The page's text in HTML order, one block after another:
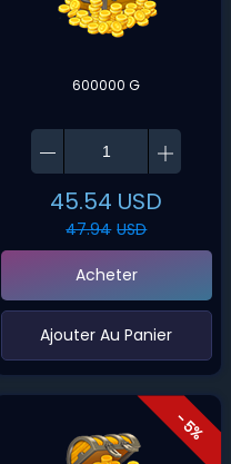
Azgalor-Horde
Baelgun-Horde
Balnazzar-Horde
Barthilas-Horde
Black Dragonflight-Horde
Blackrock-Horde
600000 G
45.54 USD
47.94 USD
Acheter
‌Ajouter Au Panier
- 5%